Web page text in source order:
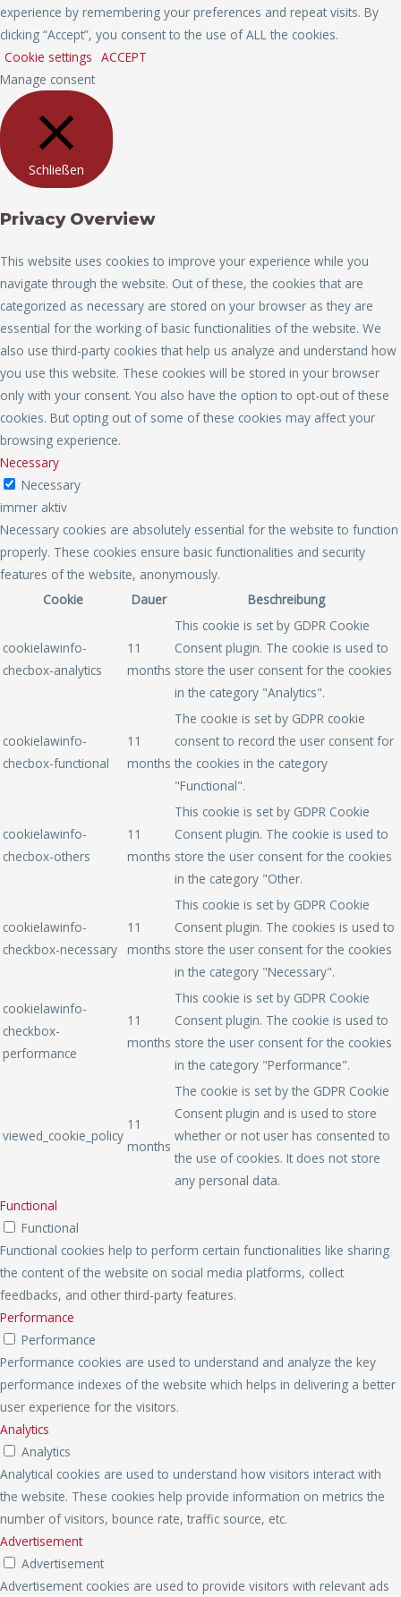
experience by remembering your preferences and repeat visits. By
clicking “Accept”, you consent to the use of ALL the cookies.
Cookie settings ACCEPT
Manage consent
Schließen
Privacy Overview
This website uses cookies to improve your experience while you
navigate through the website. Out of these, the cookies that are
categorized as necessary are stored on your browser as they are
essential for the working of basic functionalities of the website. We
also use third-party cookies that help us analyze and understand how
you use this website. These cookies will be stored in your browser
only with your consent. You also have the option to opt-out of these
cookies. But opting out of some of these cookies may affect your
browsing experience.
Necessary
Necessary
immer aktiv
Necessary cookies are absolutely essential for the website to function
properly. These cookies ensure basic functionalities and security
features of the website, anonymously.
Cookie
Dauer Beschreibung
cookielawinfo-
checbox-analytics
11
months
This cookie is set by GDPR Cookie
Consent plugin. The cookie is used to
store the user consent for the cookies
in the category "Analytics".
cookielawinfo-
checbox-functional
11
months
The cookie is set by GDPR cookie
consent to record the user consent for
the cookies in the category
"Functional".
cookielawinfo-
checbox-others
11
months
This cookie is set by GDPR Cookie
Consent plugin. The cookie is used to
store the user consent for the cookies
in the category "Other.
cookielawinfo-
checkbox-necessary
11
months
This cookie is set by GDPR Cookie
Consent plugin. The cookies is used to
store the user consent for the cookies
in the category "Necessary".
cookielawinfo-
checkbox-
performance
11
months
This cookie is set by GDPR Cookie
Consent plugin. The cookie is used to
store the user consent for the cookies
in the category "Performance".
viewed_cookie_policy
11
months
The cookie is set by the GDPR Cookie
Consent plugin and is used to store
whether or not user has consented to
the use of cookies. It does not store
any personal data.
Functional
Functional
Functional cookies help to perform certain functionalities like sharing
the content of the website on social media platforms, collect
feedbacks, and other third-party features.
Performance
Performance
Performance cookies are used to understand and analyze the key
performance indexes of the website which helps in delivering a better
user experience for the visitors.
Analytics
Analytics
Analytical cookies are used to understand how visitors interact with
the website. These cookies help provide information on metrics the
number of visitors, bounce rate, traffic source, etc.
Advertisement
Advertisement
Advertisement cookies are used to provide visitors with relevant ads